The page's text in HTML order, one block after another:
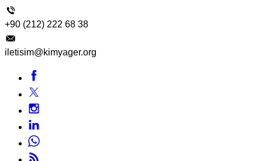
+90 (212) 222 68 38
iletisim@kimyager.org